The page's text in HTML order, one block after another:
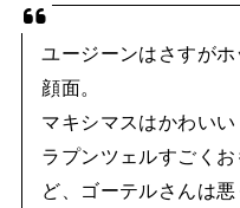
ユージーンはさすが
顔面。
マキシマスはかわいい
ラプンツェルすごく
ど、ゴーテルさんは